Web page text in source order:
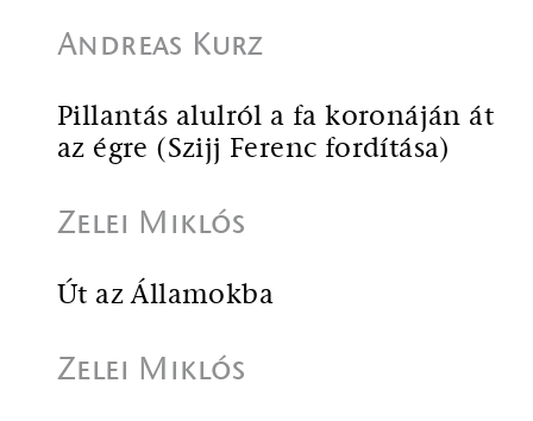
Andreas Kurz
Pillantás alulról a fa koronáján át
az égre (Szijj Ferenc fordítása)
Zelei Miklós
Út az Államokba
Zelei Miklós